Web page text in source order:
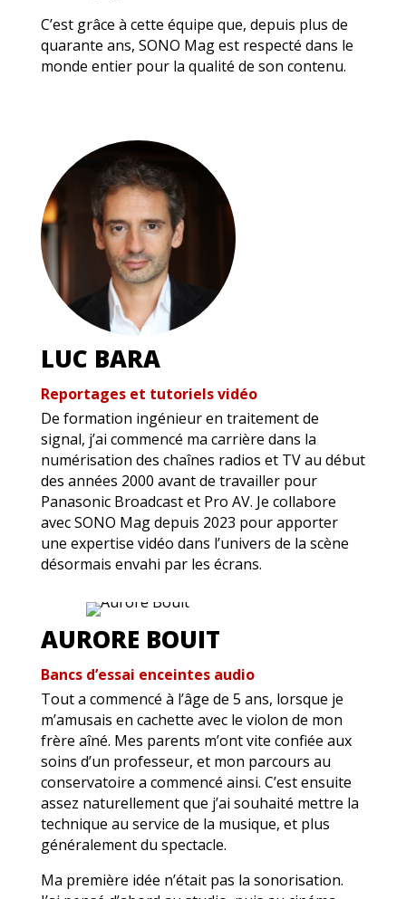
C’est grâce à cette équipe que, depuis plus de
quarante ans, SONO Mag est respecté dans le
monde entier pour la qualité de son contenu.
LUC BARA
Reportages et tutoriels vidéo
De formation ingénieur en traitement de
signal, j’ai commencé ma carrière dans la
numérisation des chaînes radios et TV au début
des années 2000 avant de travailler pour
Panasonic Broadcast et Pro AV. Je collabore
avec SONO Mag depuis 2023 pour apporter
une expertise vidéo dans l’univers de la scène
désormais envahi par les écrans.
AURORE BOUIT
Bancs d’essai enceintes audio
Tout a commencé à l’âge de 5 ans, lorsque je
m’amusais en cachette avec le violon de mon
frère aîné. Mes parents m’ont vite confiée aux
soins d’un professeur, et mon parcours au
conservatoire a commencé ainsi. C’est ensuite
assez naturellement que j’ai souhaité mettre la
technique au service de la musique, et plus
généralement du spectacle.
Ma première idée n’était pas la sonorisation.